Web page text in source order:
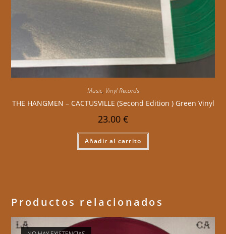
Music, Vinyl Records
THE HANGMEN – CACTUSVILLE (Second Edition ) Green Vinyl
23.00 €
Añadir al carrito
Productos relacionados